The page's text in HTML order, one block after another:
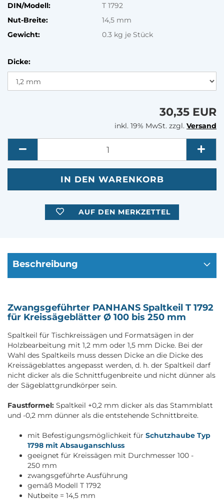
DIN/Modell:
T 1792
Nut-Breite:
14,5 mm
Gewicht:
0.3 kg je Stück
Dicke:
30,35 EUR
inkl. 19% MwSt. zzgl. Versand
AUF DEN MERKZETTEL
Beschreibung
Zwangsgeführter PANHANS Spaltkeil T 1792
für Kreissägeblätter Ø 100 bis 250 mm
Spaltkeil für Tischkreissägen und Formatsägen in der
Holzbearbeitung mit 1,2 mm oder 1,5 mm Dicke. Bei der
Wahl des Spaltkeils muss dessen Dicke an die Dicke des
Kreissägeblattes angepasst werden, d. h. der Spaltkeil darf
nicht dicker als die Schnittfugenbreite und nicht dünner als
der Sägeblattgrundkörper sein.
Faustformel: Spaltkeil +0,2 mm dicker als das Stammblatt
und -0,2 mm dünner als die entstehende Schnittbreite.
mit Befestigungsmöglichkeit für Schutzhaube Typ
1798 mit Absauganschluss
geeignet für Kreissägen mit Durchmesser 100 -
250 mm
zwangsgeführte Ausführung
gemäß Modell T 1792
Nutbeite = 14,5 mm